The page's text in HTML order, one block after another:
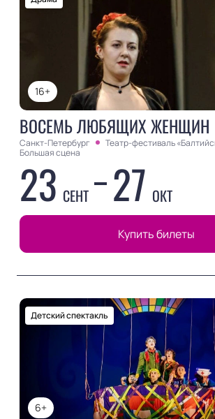
16+
ВОСЕМЬ ЛЮБЯЩИХ ЖЕНЩИН
Санкт-Петербург
Театр-фестиваль
Большая сцена
23 СЕНТ 27 ОКТ
Купить билеты
6+
Детский спектакль